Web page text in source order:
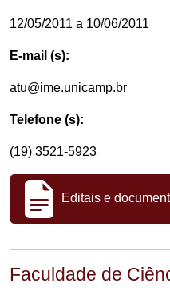
12/05/2011 a 10/06/2011
E-mail (s):
atu@ime.unicamp.br
Telefone (s):
(19) 3521-5923
Editais e
Faculdade de